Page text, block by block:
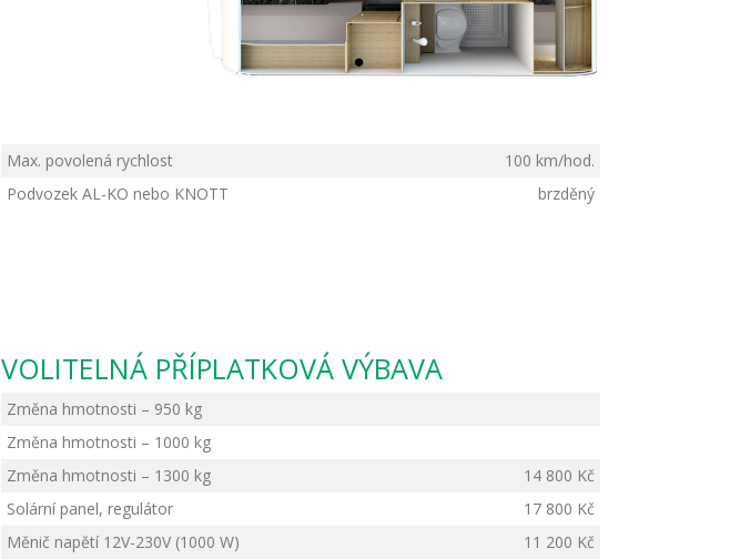
Max. povolená rychlost
100 km/hod.
Podvozek AL-KO nebo KNOTT
brzděný
VOLITELNÁ PŘÍPLATKOVÁ VÝBAVA
Změna hmotnosti – 950 kg
Změna hmotnosti – 1000 kg
Změna hmotnosti – 1300 kg
14 800 Kč
Solární panel, regulátor
17 800 Kč
Měnič napětí 12V-230V (1000 W)
11 200 Kč